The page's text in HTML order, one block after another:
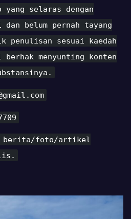
selaras dengan
belum pernah tayang
penulisan sesuai kaedah
menyunting konten
berita/foto/artikel